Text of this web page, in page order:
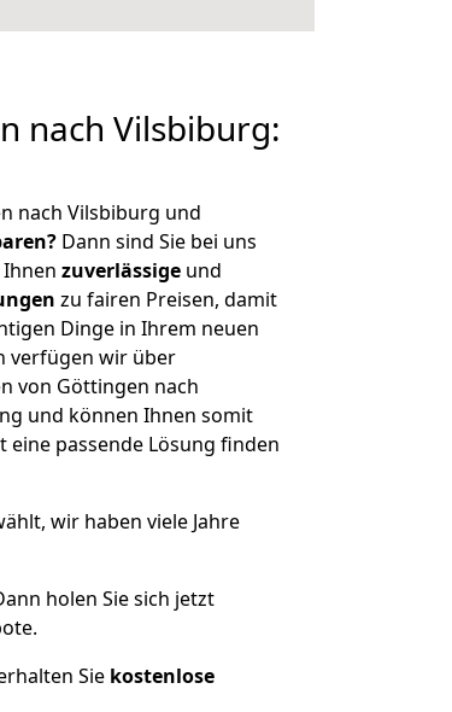
nach Vilsbiburg:
nach Vilsbiburg und
Dann sind Sie bei uns
zuverlässige und
zu fairen Preisen, damit
Dinge in Ihrem neuen
verfügen wir über
von Göttingen nach
und können Ihnen somit
passende Lösung finden
wir haben viele Jahre
holen Sie sich jetzt
Sie kostenlose